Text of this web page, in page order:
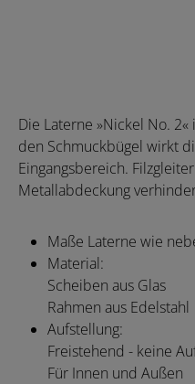
Die Laterne »Nickel No.
den Schmuckbügel wirkt
Eingangsbereich.
Metallabdeckung
Maße Laterne wie
Material:
Scheiben aus Glas
Rahmen aus Edelstahl
Aufstellung:
Freistehend - keine
Für Innen und Außen